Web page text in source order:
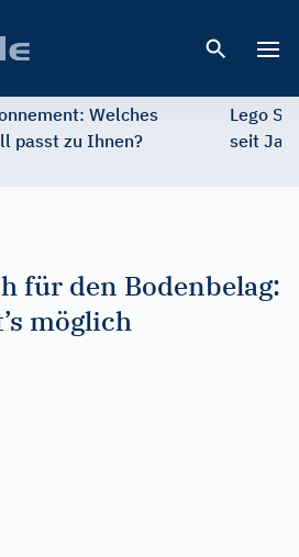
Welches
passt zu Ihnen?
Lego
seit
für den Bodenbelag:
möglich